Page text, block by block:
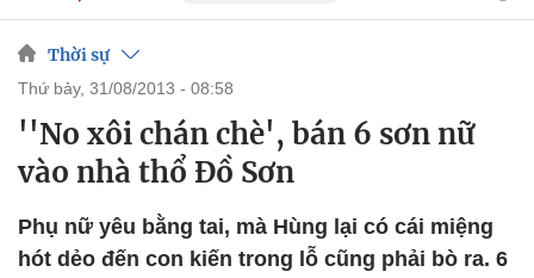
Thời sự
thứ bảy, 31/08/2013 - 08:58
''No xôi chán chè', bán 6 sơn nữ
vào nhà thổ Đồ Sơn
Phụ nữ yêu bằng tai, mà Hùng lại có cái miệng
hót dẻo đến con kiến trong lỗ cũng phải bò ra. 6